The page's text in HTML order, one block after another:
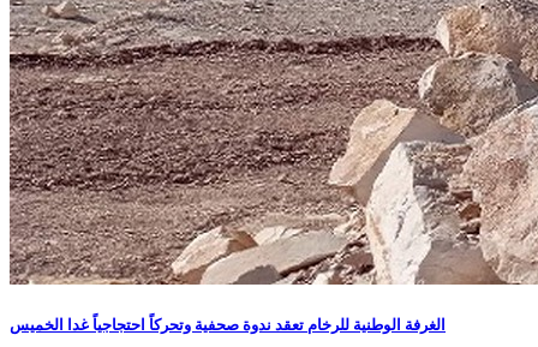
الغرفة الوطنية للرخام تعقد ندوة صحفية وتحركاً احتجاجياً غدا الخميس